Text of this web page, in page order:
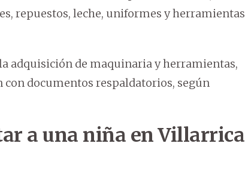
repuestos, leche, uniformes y herramientas
adquisición de maquinaria y herramientas,
con documentos respaldatorios, según
a una niña en Villarrica